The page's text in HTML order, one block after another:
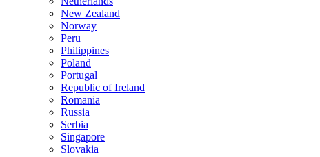
New Zealand
Norway
Peru
Philippines
Poland
Portugal
Republic of Ireland
Romania
Russia
Serbia
Singapore
Slovakia